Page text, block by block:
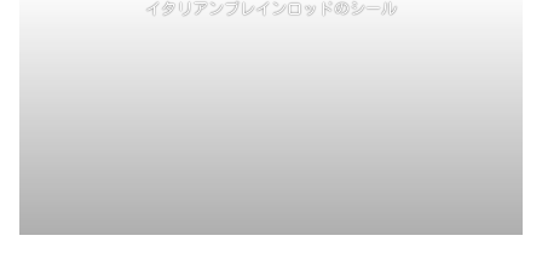
イタリアンブレインロッドのシール